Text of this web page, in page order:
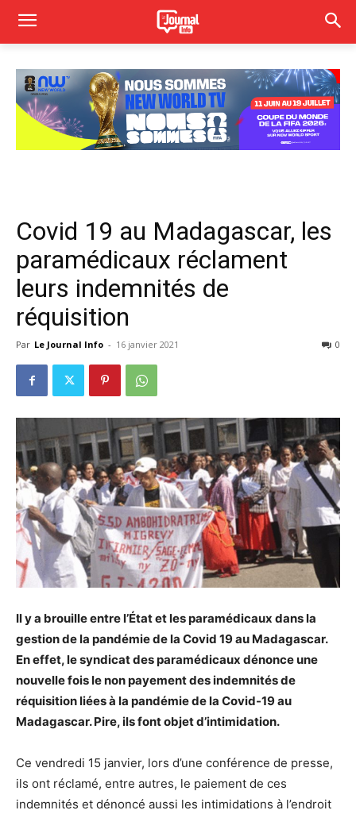
Covid 19 au Madagascar, les
paramédicaux réclament
leurs indemnités de
réquisition
Par Le Journal Info - 16 janvier 2021 0
Il y a brouille entre l’État et les paramédicaux dans la
gestion de la pandémie de la Covid 19 au Madagascar.
En effet, le syndicat des paramédicaux dénonce une
nouvelle fois le non payement des indemnités de
réquisition liées à la pandémie de la Covid-19 au
Madagascar. Pire, ils font objet d’intimidation.
Ce vendredi 15 janvier, lors d’une conférence de presse,
ils ont réclamé, entre autres, le paiement de ces
indemnités et dénoncé aussi les intimidations à l’endroit